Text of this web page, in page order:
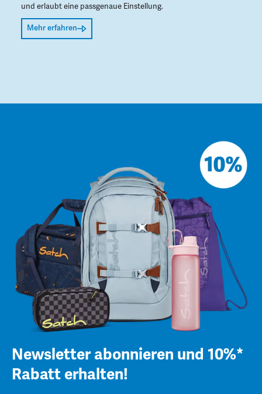
und erlaubt eine passgenaue Einstellung.
Mehr erfahren
Newsletter abonnieren und 10%*
Rabatt erhalten!